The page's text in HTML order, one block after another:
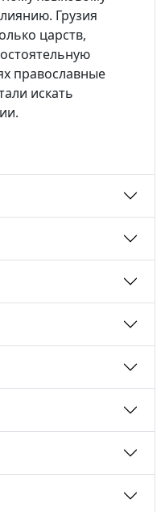
Грузия
царств,
православные
искать